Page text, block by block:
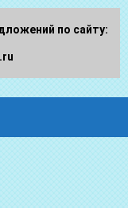
по сайту: